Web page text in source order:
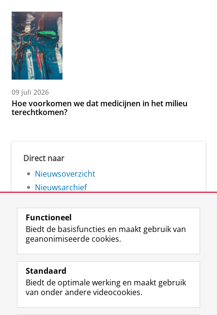
09 juli 2026
Hoe voorkomen we dat medicijnen in het milieu
terechtkomen?
Direct naar
Nieuwsoverzicht
Nieuwsarchief
Volg de RUG
F
a
e
b
L
i
k
e
R
S
-
f
I
n
t
Y
o
T
Studiekiezers
Functioneel
Biedt de basisfuncties en maakt gebruik van
geanonimiseerde cookies.
Standaard
Biedt de optimale werking en maakt gebruik
van onder andere videocookies.